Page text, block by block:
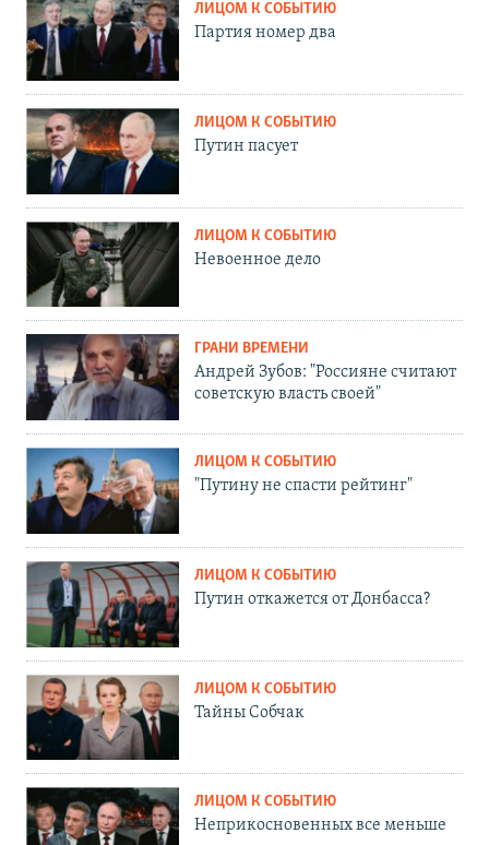
ЛИЦОМ К СОБЫТИЮ
Партия номер два
ЛИЦОМ К СОБЫТИЮ
Путин пасует
ЛИЦОМ К СОБЫТИЮ
Невоенное дело
ГРАНИ ВРЕМЕНИ
Андрей Зубов: "Россияне считают
советскую власть своей"
ЛИЦОМ К СОБЫТИЮ
"Путину не спасти рейтинг"
ЛИЦОМ К СОБЫТИЮ
Путин откажется от Донбасса?
ЛИЦОМ К СОБЫТИЮ
Тайны Собчак
ЛИЦОМ К СОБЫТИЮ
Неприкосновенных все меньше